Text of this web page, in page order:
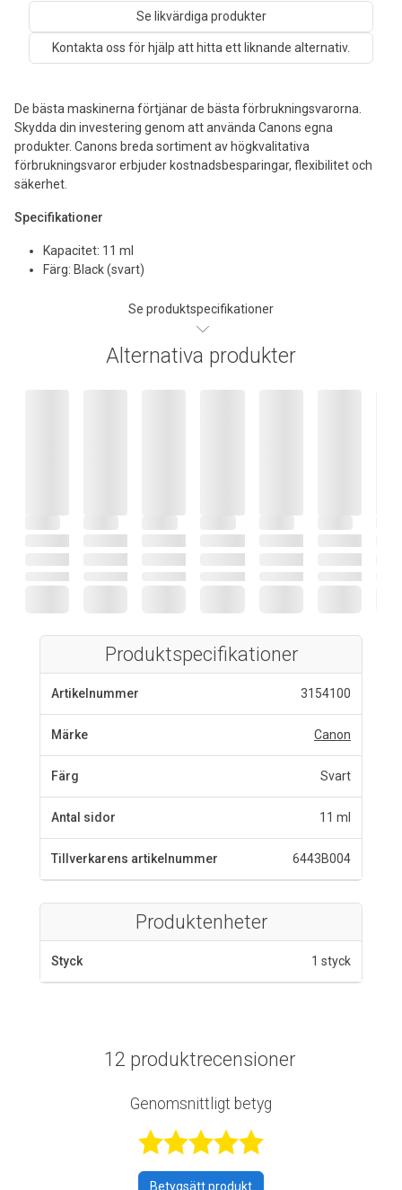
De bästa maskinerna förtjänar de bästa förbrukningsvarorna.
Skydda din investering genom att använda Canons egna
produkter. Canons breda sortiment av högkvalitativa
förbrukningsvaror erbjuder kostnadsbesparingar, flexibilitet och
säkerhet.
Specifikationer
Kapacitet: 11 ml
Färg: Black (svart)
Se produktspecifikationer
Se likvärdiga produkter
Kontakta oss för hjälp att hitta ett liknande alternativ.
Alternativa produkter
Produktspecifikationer
Artikelnummer 3154100
Märke Canon
Färg Svart
Antal sidor 11 ml
Tillverkarens artikelnummer 6443B004
Produktenheter
Styck 1 styck
12 produktrecensioner
Genomsnittligt betyg
Betygsatt 5 av
Betygsätt produkt